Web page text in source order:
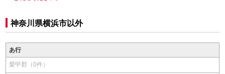
神奈川県横浜市以外
あ行
愛甲郡（0件）